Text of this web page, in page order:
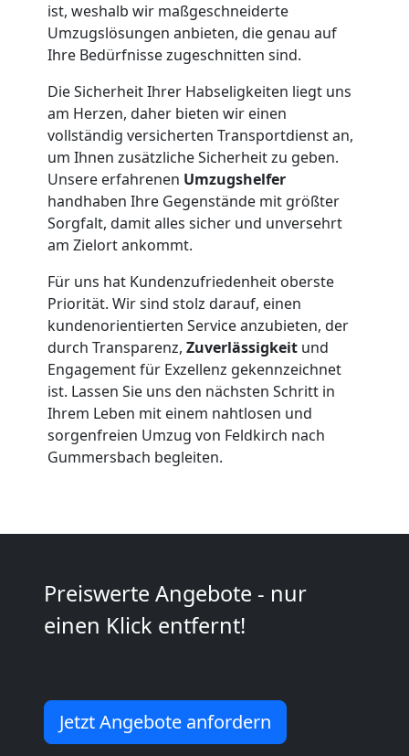
ist, weshalb wir maßgeschneiderte
Umzugslösungen anbieten, die genau auf
Ihre Bedürfnisse zugeschnitten sind.
Die Sicherheit Ihrer Habseligkeiten liegt uns
am Herzen, daher bieten wir einen
vollständig versicherten Transportdienst an,
um Ihnen zusätzliche Sicherheit zu geben.
Unsere erfahrenen Umzugshelfer
handhaben Ihre Gegenstände mit größter
Sorgfalt, damit alles sicher und unversehrt
am Zielort ankommt.
Für uns hat Kundenzufriedenheit oberste
Priorität. Wir sind stolz darauf, einen
kundenorientierten Service anzubieten, der
durch Transparenz, Zuverlässigkeit und
Engagement für Exzellenz gekennzeichnet
ist. Lassen Sie uns den nächsten Schritt in
Ihrem Leben mit einem nahtlosen und
sorgenfreien Umzug von Feldkirch nach
Gummersbach begleiten.
Preiswerte Angebote - nur
einen Klick entfernt!
Jetzt Angebote anfordern
Möbeltransport
Feldkirch
Beiladung
Feldkirch
Mini
Umzug
Feldkirch
Umzug
LKW
Kunsttransport